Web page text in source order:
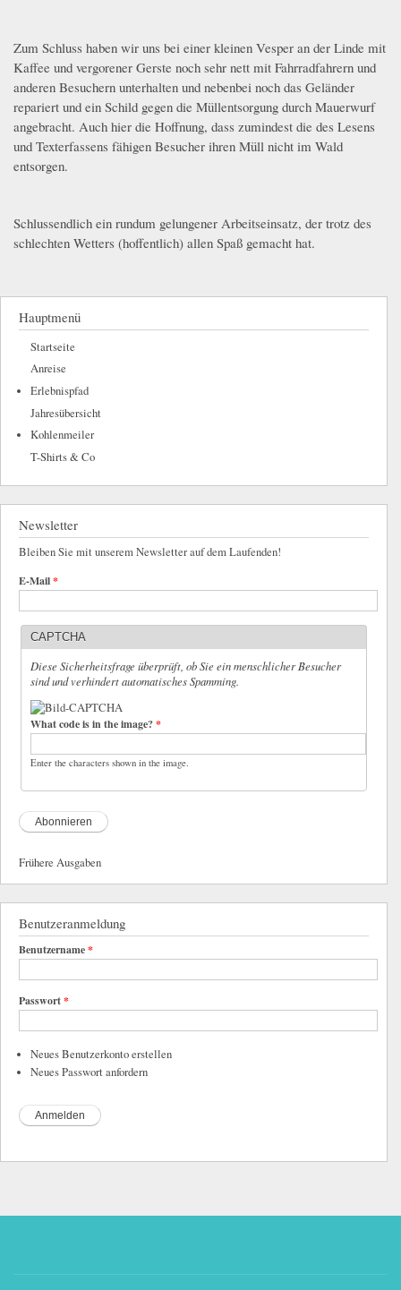
whatsapp_image_2024-03-16_at_12.14.35.jpeg
Zum Schluss haben wir uns bei einer kleinen Vesper an der Linde mit
Kaffee und vergorener Gerste noch sehr nett mit Fahrradfahrern und
anderen Besuchern unterhalten und nebenbei noch das Geländer
repariert und ein Schild gegen die Müllentsorgung durch Mauerwurf
angebracht. Auch hier die Hoffnung, dass zumindest die des Lesens
und Texterfassens fähigen Besucher ihren Müll nicht im Wald
entsorgen.
whatsapp_image_2024-03-16_at_16.34.232.jpeg
Schlussendlich ein rundum gelungener Arbeitseinsatz, der trotz des
schlechten Wetters (hoffentlich) allen Spaß gemacht hat.
Hauptmenü
Startseite
Anreise
Erlebnispfad
Jahresübersicht
Kohlenmeiler
T-Shirts & Co
Newsletter
Bleiben Sie mit unserem Newsletter auf dem Laufenden!
E-Mail*
CAPTCHA
Diese Sicherheitsfrage überprüft, ob Sie ein menschlicher Besucher
sind und verhindert automatisches Spamming.
What code is in the image?*
Enter the characters shown in the image.
Frühere Ausgaben
Benutzeranmeldung
Benutzername*
Passwort*
Neues Benutzerkonto erstellen
Neues Passwort anfordern